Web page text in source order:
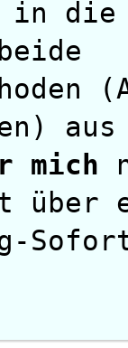
in
mich
über